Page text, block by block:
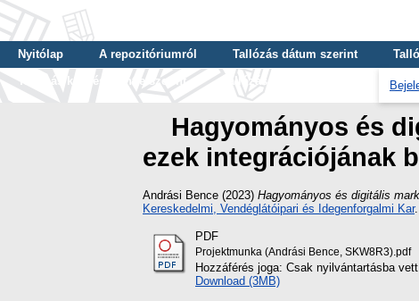
Nyitólap A repozitóriumról Tallózás dátum szerint
Tallózás képzés szintje szerint
Tallózás kulcsszó szerint
Hagyományos és
ezek integrációjának
Andrási Bence (2023) Hagyományos és digitális
Kereskedelmi, Vendéglátóipari és Idegenforgalmi Kar
PDF
Projektmunka (Andrási Bence, SKW8R3).pdf
Hozzáférés joga: Csak nyilvántartásba
Download (3MB)